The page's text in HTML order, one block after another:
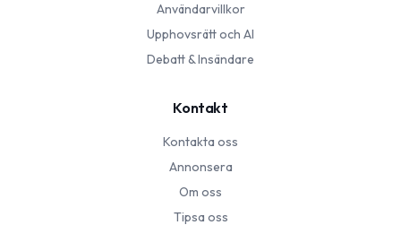
Användarvillkor
Upphovsrätt och AI
Debatt & Insändare
Kontakt
Kontakta oss
Annonsera
Om oss
Tipsa oss